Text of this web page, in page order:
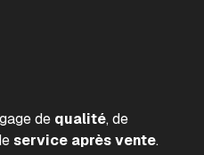
de qualité, de
service après vente.